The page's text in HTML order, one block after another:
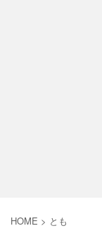
HOME > とも